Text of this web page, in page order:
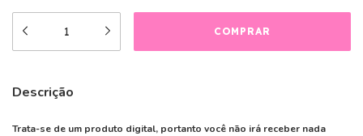
Descrição
Trata-se de um produto digital, portanto você não irá receber nada